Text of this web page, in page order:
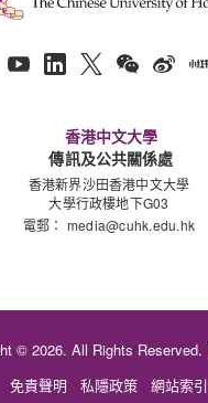
香港中文大學
傳訊及公共關係處
香港新界沙田香港中文大學
大學行政樓地下G03
電郵： media@cuhk.edu.hk
© 2026. All Rights Reserved.
免責聲明
私隱政策 網站索引